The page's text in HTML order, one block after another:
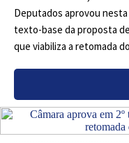
Deputados aprovou
texto-base da proposta
que viabiliza a retomada